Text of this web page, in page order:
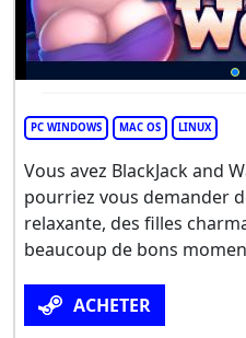
PC WINDOWS MAC OS LINUX
Vous avez BlackJack and
pourriez vous demander
relaxante, des filles
beaucoup de bons
ACHETER